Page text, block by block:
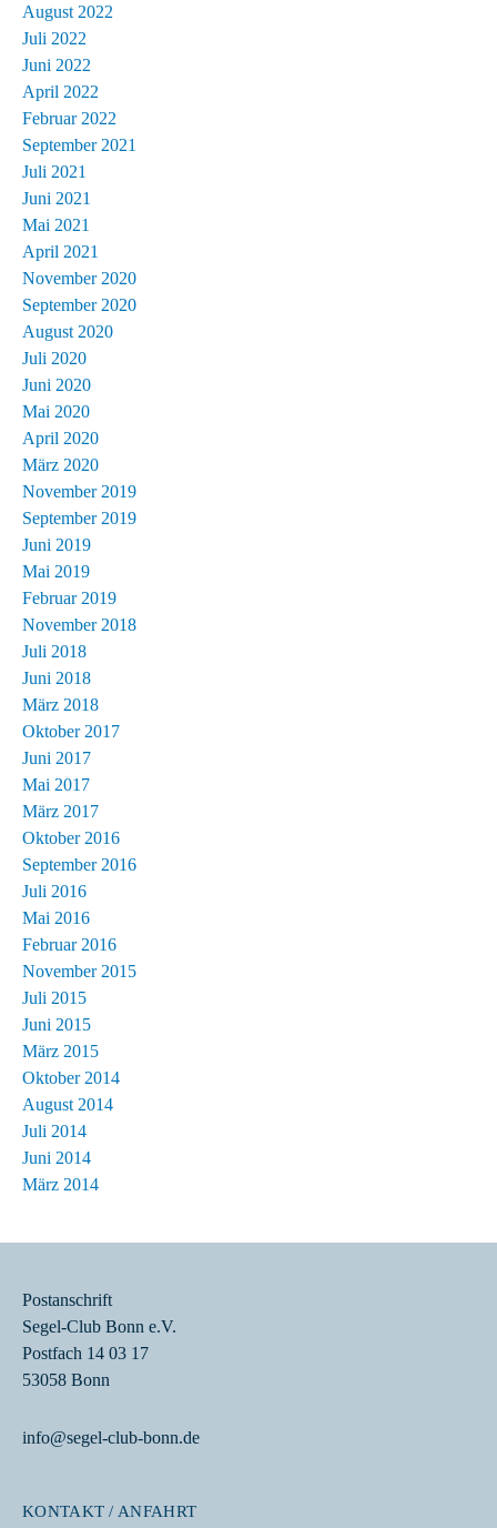
August 2022
Juli 2022
Juni 2022
April 2022
Februar 2022
September 2021
Juli 2021
Juni 2021
Mai 2021
April 2021
November 2020
September 2020
August 2020
Juli 2020
Juni 2020
Mai 2020
April 2020
März 2020
November 2019
September 2019
Juni 2019
Mai 2019
Februar 2019
November 2018
Juli 2018
Juni 2018
März 2018
Oktober 2017
Juni 2017
Mai 2017
März 2017
Oktober 2016
September 2016
Juli 2016
Mai 2016
Februar 2016
November 2015
Juli 2015
Juni 2015
März 2015
Oktober 2014
August 2014
Juli 2014
Juni 2014
März 2014
Postanschrift
Segel-Club Bonn e.V.
Postfach 14 03 17
53058 Bonn
info@segel-club-bonn.de
KONTAKT / ANFAHRT